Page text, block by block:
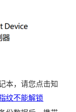
本，请您点击知
纹不能解锁